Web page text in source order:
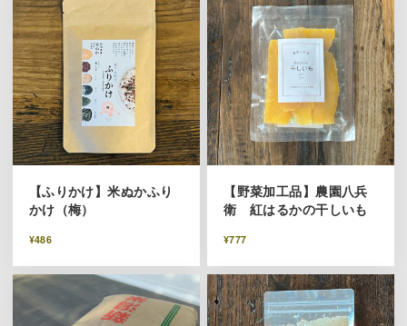
【ふりかけ】米ぬかふり
かけ（梅）
¥486
【野菜加工品】農園八兵
衛 紅はるかの干しいも
¥777